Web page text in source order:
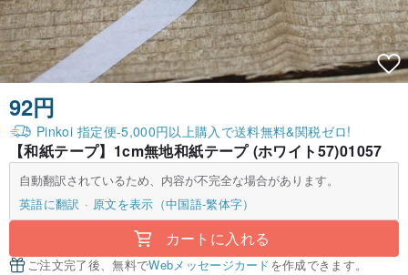
92円
Pinkoi 指定便-5,000円以上購入で送料無料&関税ゼロ!
【和紙テープ】1cm無地和紙テープ (ホワイト57)01057
自動翻訳されているため、内容が不完全な場合があります。
英語に翻訳
原文を表示（中国語-繁体字）
カートに入れる
ご注文完了後、無料でWebメッセージカードを作成できます。